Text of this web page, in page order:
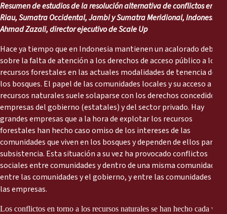
Press Room
Support Us
Publications & Resources
Back
Publications & Resources
News
Reports
Press Releases
Training Materials
Briefing Papers
Legal Submissions
Resumen de estudios de la resolución alternativa de conflictos en
Riau, Sumatra Occidental, Jambi y Sumatra Meridional, Indonesia,
Ahmad Zazali, director ejecutivo de Scale Up
Hace ya tiempo que en Indonesia mantienen un acalorado debate
sobre la falta de atención a los derechos de acceso público a los
recursos forestales en las actuales modalidades de tenencia de
los bosques. El papel de las comunidades locales y su acceso a los
recursos naturales suele solaparse con los derechos concedidos a
empresas del gobierno (estatales) y del sector privado. Hay
grandes empresas que a la hora de explotar los recursos
forestales han hecho caso omiso de los intereses de las
comunidades que viven en los bosques y dependen de ellos para su
subsistencia. Esta situación a su vez ha provocado conflictos
sociales entre comunidades y dentro de una misma comunidad,
entre las comunidades y el gobierno, y entre las comunidades y
las empresas.
Los conflictos en torno a los recursos naturales se han hecho cada vez